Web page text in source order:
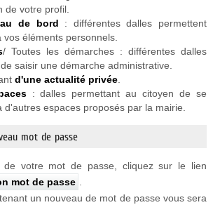
de votre profil.
de bord : différentes dalles permettent
vos éléments personnels.
/ Toutes les démarches : différentes dalles
saisir une démarche administrative.
d'une actualité privée.
: dalles permettant au citoyen de se
d'autres espaces proposés par la mairie.
mot de passe
de votre mot de passe, cliquez sur le lien
mot de passe
un nouveau de mot de passe vous sera